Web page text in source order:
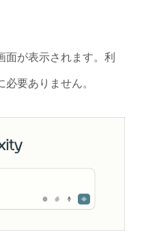
面が表示されます。利
要ありません。